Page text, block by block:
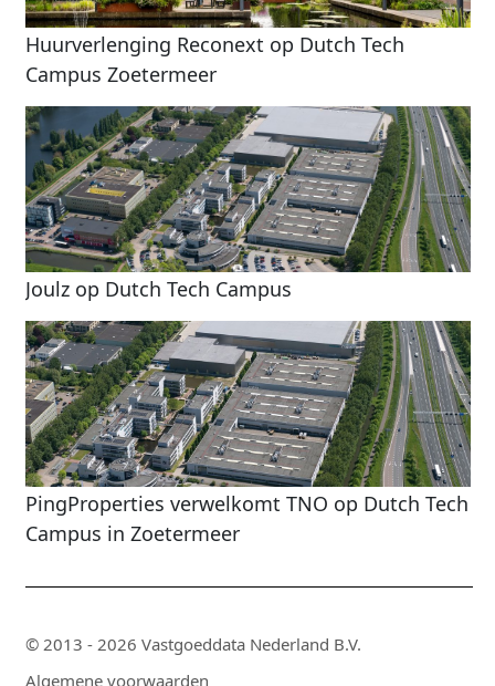
Huurverlenging Reconext op Dutch Tech
Campus Zoetermeer
Joulz op Dutch Tech Campus
PingProperties verwelkomt TNO op Dutch Tech
Campus in Zoetermeer
© 2013 - 2026 Vastgoeddata Nederland B.V.
Algemene voorwaarden